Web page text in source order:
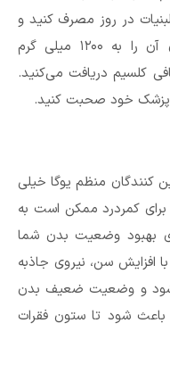
۱۰۰۰ میلی گرم لبنیات در روز مصرف کنید و
اگر بزرگتر از ۵۰ سال هستید، میزان آن را به ۱۲۰۰ میلی گرم
کلسیم دریافت می‌کنید.
پزشک خود صحبت کنید.
کنندگان منظم یوگا خیلی
کمردرد ممکن است به
بهبود وضعیت بدن شما
افزایش سن، نیروی جاذبه
شود و وضعیت ضعیف بدن
شود تا ستون فقرات